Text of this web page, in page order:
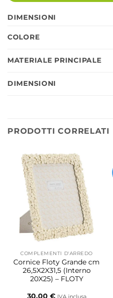
DIMENSIONI
COLORE
MATERIALE PRINCIPALE
DIMENSIONI
PRODOTTI CORRELATI
COMPLEMENTI D'ARREDO
Cornice Floty Grande cm
26,5X2X31,5 (Interno
20X25) – FLOTY
30,00 € IVA inclusa